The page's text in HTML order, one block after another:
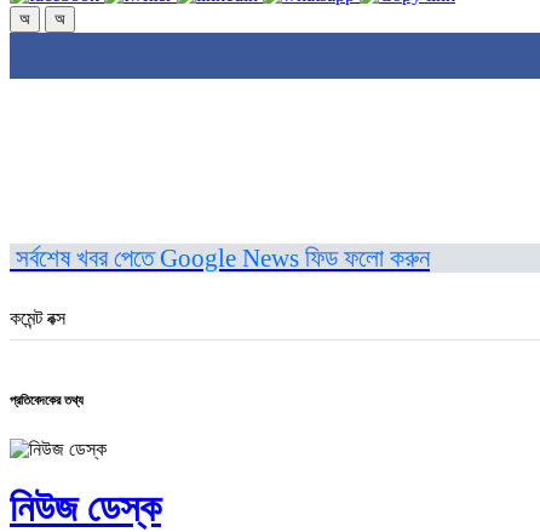
অ অ
সর্বশেষ খবর পেতে Google News ফিড ফলো করুন
কমেন্ট বক্স
প্রতিবেদকের তথ্য
নিউজ ডেস্ক